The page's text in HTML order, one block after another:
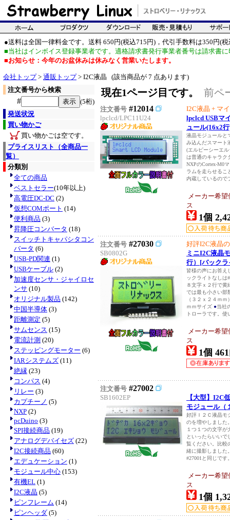
●送料は全国一律料金です。送料 650円(税込715円)，代引手数料は350円(税
■当社はインボイス登録事業者です。適格請求書発行事業者番号は請求書
■お知らせ：今年のお盆休みは休みなく営業いたします。
会社トップ> 通販トップ> I2C液晶 (該当商品が 7 点あります)
注文番号から検索
#
(5桁)
発送状況
買い物かご
買い物かごは空です。
プライスリスト（全商品一
覧）
分類別
全ての商品
ベストセラー(10年以上)
高電圧DC-DC (2)
仮想COMポート (14)
便利商品 (3)
昇降圧コンバータ (18)
スイッチトキャパシタコン
バータ (6)
USB-PD関連 (1)
USBケーブル (2)
加速度センサ・ジャイロセ
ンサ (10)
オリジナル製品 (142)
中国半導体 (3)
距離測定 (5)
サムセンス (15)
電流計測 (20)
ステッピングモーター (6)
IARシステムズ (11)
絶縁 (23)
コンパス (4)
リレー (3)
カプチーノ (5)
NXP (2)
pcDuino (3)
SPI接続商品 (19)
アナログデバイセズ (22)
I2C接続商品 (60)
エデュケーション (1)
モジュール中心 (153)
有機EL (1)
I2C液晶 (5)
ピンフレーム (14)
ピンヘッダ (5)
現在1ページ目です。 前ペ
注文番号 #12014
lpclcd/LPC11U24
I2C液晶 + マ
lpclcd USBマ
ュール(16x2
液晶モジュールと
み込んだスマート
(エルピーシーエ
は普通のキャラク
NXPのCortex-M0
ラムを走らせるこ
内蔵しているので
メーカー希
ス
1個
注文番号 #27030
SB0802G
好評I2C液晶
ミニI2C液晶
行）[バック
皆様の声にお答え
ックライトなしは
８文字ｘ２行で黄
では最も小さい部
（３２ｘ２４ｍ
ｍｍサイズ ●当社
トローラです。使
メーカー希
ス
1個 461
注文番号 #27002
SB1602EP
【大型】I2C
モジュール（
好評Ｉ２Ｃ液晶モ
のを増やしました
１つ１つの文字
といったらいい
覧ください。比較
緒に撮影しました
#27001と同じです
メーカー希
ス
1個